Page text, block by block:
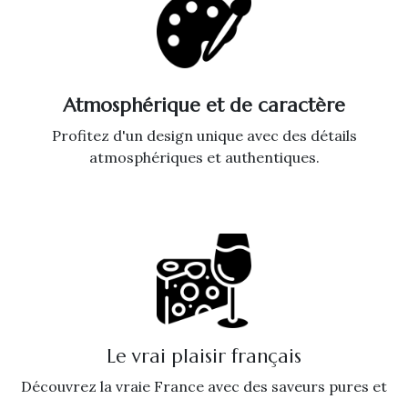
Atmosphérique et de caractère
Profitez d'un design unique avec des détails
atmosphériques et authentiques.
Le vrai plaisir français
Découvrez la vraie France avec des saveurs pures et